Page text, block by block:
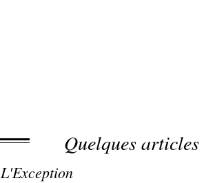
Quelques
L'Exception